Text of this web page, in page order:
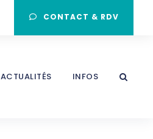
CONTACT & RDV
ACTUALITÉS INFOS